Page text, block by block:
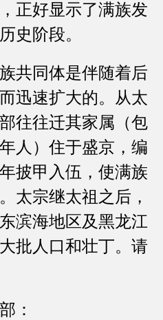
正好显示了满族发
史阶段。
同体是伴随着后
迅速扩大的。从太
往往迁其家属（包
人）住于盛京，编
披甲入伍，使满族
太宗继太祖之后，
滨海地区及黑龙江
批人口和壮丁。请
：